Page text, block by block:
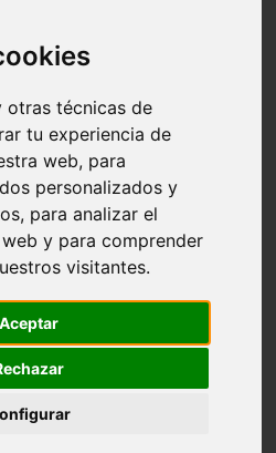
otras técnicas de
tu experiencia de
web, para
personalizados y
para analizar el
y para comprender
visitantes.
Aceptar
maría